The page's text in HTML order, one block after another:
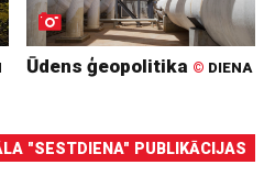
Ūdens ģeopolitika © DIENA
"SESTDIENA" PUBLIKĀCIJAS